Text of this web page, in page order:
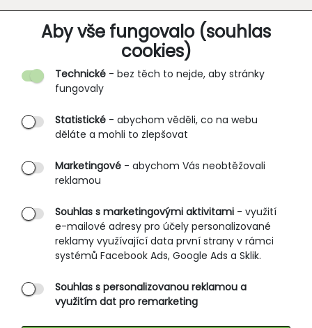
Aby vše fungovalo (souhlas
cookies)
Technické - bez těch to nejde, aby stránky
fungovaly
Statistické - abychom věděli, co na webu
děláte a mohli to zlepšovat
Marketingové - abychom Vás neobtěžovali
reklamou
Souhlas s marketingovými aktivitami - využití
e-mailové adresy pro účely personalizované
reklamy využívající data první strany v rámci
systémů Facebook Ads, Google Ads a Sklik.
Souhlas s personalizovanou reklamou a
využitím dat pro remarketing
O SPOLEČNOSTI
O nás
Partnerské prodejny
B2B vstup
PRŮVODCE NAKUPOVÁNÍM
Obchodní podmínky
Rozměrové tabulky
Způsoby doručení
Ochrana osobních údajů
SLUŽBY ZÁKAZNÍKŮM